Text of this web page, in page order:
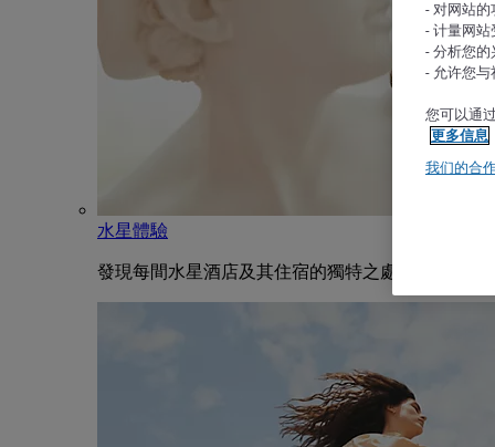
水星體驗
發現每間水星酒店及其住宿的獨特之處
- 对网站
- 计量网
- 分析您
- 允许您
您可以通
更多信息
我们的合